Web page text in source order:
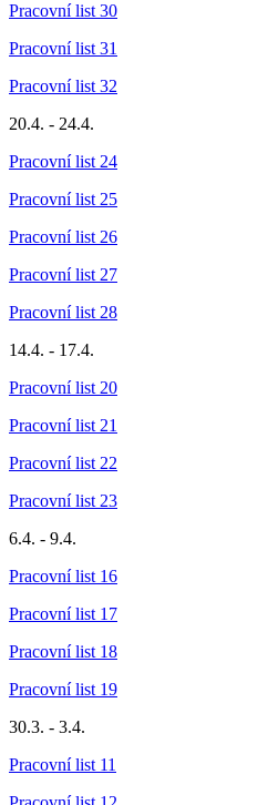
Pracovní list 30
Pracovní list 31
Pracovní list 32
20.4. - 24.4.
Pracovní list 24
Pracovní list 25
Pracovní list 26
Pracovní list 27
Pracovní list 28
14.4. - 17.4.
Pracovní list 20
Pracovní list 21
Pracovní list 22
Pracovní list 23
6.4. - 9.4.
Pracovní list 16
Pracovní list 17
Pracovní list 18
Pracovní list 19
30.3. - 3.4.
Pracovní list 11